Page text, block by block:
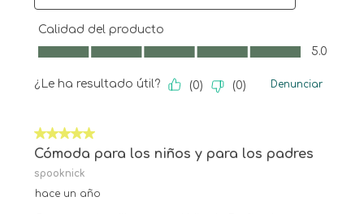
Calidad del producto
Calidad del producto, 5.0 de 5
5.0
¿Le ha resultado útil? (0) (0) Denunciar
5 de 5 estrellas.
Cómoda para los niños y para los padres
spooknick
hace un año